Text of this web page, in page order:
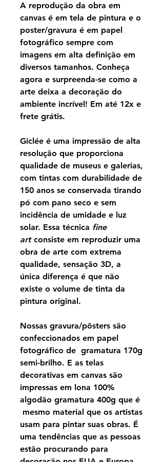
A reprodução da obra em
canvas é em tela de pintura e o
poster/gravura é em papel
fotográfico sempre com
imagens em alta definição em
diversos tamanhos. Conheça
agora e surpreenda-se como a
arte deixa a decoração do
ambiente incrível! Em até 12x e
frete grátis.
Giclée é uma impressão de alta
resolução que proporciona
qualidade de museus e galerias,
com tintas com durabilidade de
150 anos se conservada tirando
pó com pano seco e sem
incidência de umidade e luz
solar. Essa técnica fine
artconsiste em reproduzir uma
obra de arte com extrema
qualidade, sensação 3D, a
única diferença é que não
existe o volume de tinta da
pintura original.
Nossas gravura/pôsters são
confeccionados em papel
fotográfico de gramatura 170g
semi-brilho. E as telas
decorativas em canvas são
impressas em lona 100%
algodão gramatura 400g que é
mesmo material que os artistas
usam para pintar suas obras. É
uma tendências que as pessoas
estão procurando para